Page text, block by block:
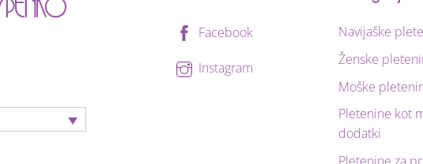
Facebook
Instagram
Navijaške
Ženske
Moške
Pletenine kot
dodatki